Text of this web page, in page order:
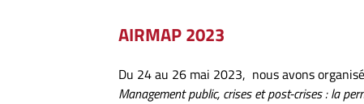
AIRMAP 2023
Du 24 au 26 mai 2023, nous avons
Management public, crises et post-crises : la